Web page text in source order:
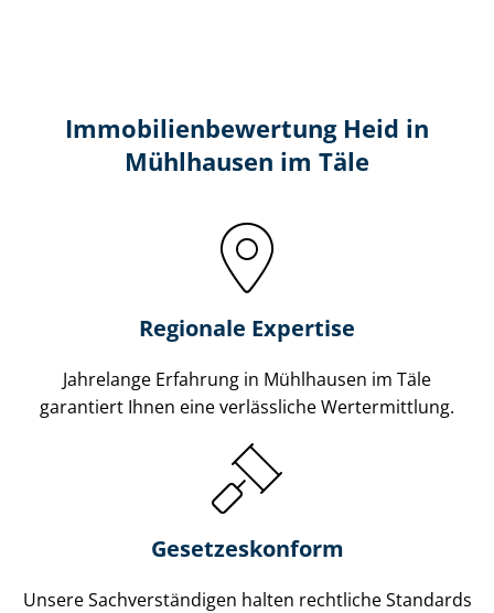
Immobilien­bewertung Heid in
Mühlhausen im Täle
Regionale Expertise
Jahrelange Erfahrung in Mühlhausen im Täle
garantiert Ihnen eine verlässliche Wertermittlung.
Gesetzes­konform
Unsere Sach­ver­stän­di­gen halten rechtliche Standards